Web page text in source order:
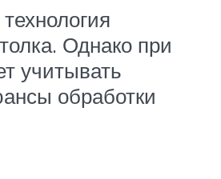
Однако при
учитывать
обработки